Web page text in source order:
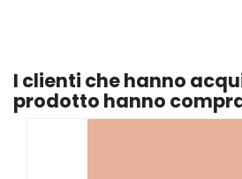
I clienti che hanno
prodotto hanno